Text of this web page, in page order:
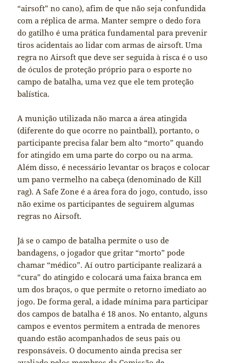
“airsoft” no cano), afim de que não seja confundida
com a réplica de arma. Manter sempre o dedo fora
do gatilho é uma prática fundamental para prevenir
tiros acidentais ao lidar com armas de airsoft. Uma
regra no Airsoft que deve ser seguida à risca é o uso
de óculos de proteção próprio para o esporte no
campo de batalha, uma vez que ele tem proteção
balística.
A munição utilizada não marca a área atingida
(diferente do que ocorre no paintball), portanto, o
participante precisa falar bem alto “morto” quando
for atingido em uma parte do corpo ou na arma.
Além disso, é necessário levantar os braços e colocar
um pano vermelho na cabeça (denominado de Kill
rag). A Safe Zone é a área fora do jogo, contudo, isso
não exime os participantes de seguirem algumas
regras no Airsoft.
Já se o campo de batalha permite o uso de
bandagens, o jogador que gritar “morto” pode
chamar “médico”. Aí outro participante realizará a
“cura” do atingido e colocará uma faixa branca em
um dos braços, o que permite o retorno imediato ao
jogo. De forma geral, a idade mínima para participar
dos campos de batalha é 18 anos. No entanto, alguns
campos e eventos permitem a entrada de menores
quando estão acompanhados de seus pais ou
responsáveis. O documento ainda precisa ser